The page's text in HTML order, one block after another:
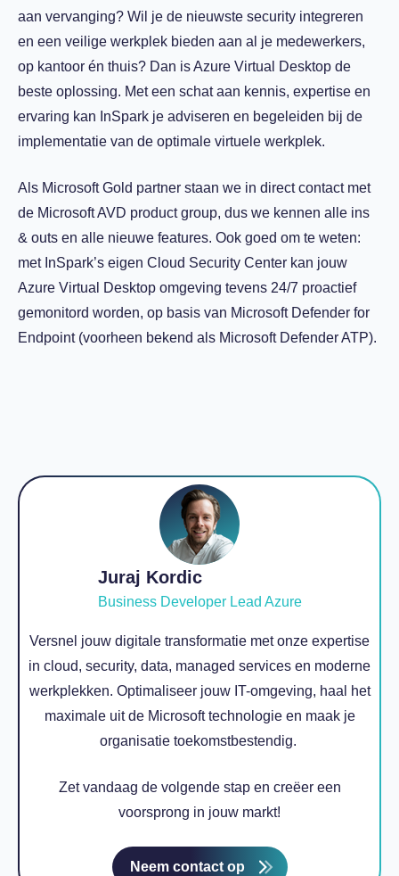
aan vervanging? Wil je de nieuwste security integreren
en een veilige werkplek bieden aan al je medewerkers,
op kantoor én thuis? Dan is Azure Virtual Desktop de
beste oplossing. Met een schat aan kennis, expertise en
ervaring kan InSpark je adviseren en begeleiden bij de
implementatie van de optimale virtuele werkplek.
Als Microsoft Gold partner staan we in direct contact met
de Microsoft AVD product group, dus we kennen alle ins
& outs en alle nieuwe features. Ook goed om te weten:
met InSpark’s eigen Cloud Security Center kan jouw
Azure Virtual Desktop omgeving tevens 24/7 proactief
gemonitord worden, op basis van Microsoft Defender for
Endpoint (voorheen bekend als Microsoft Defender ATP).
Juraj Kordic
Business Developer Lead Azure
Versnel jouw digitale transformatie met onze expertise
in cloud, security, data, managed services en moderne
werkplekken. Optimaliseer jouw IT-omgeving, haal het
maximale uit de Microsoft technologie en maak je
organisatie toekomstbestendig.
Zet vandaag de volgende stap en creëer een
voorsprong in jouw markt!
Neem contact op